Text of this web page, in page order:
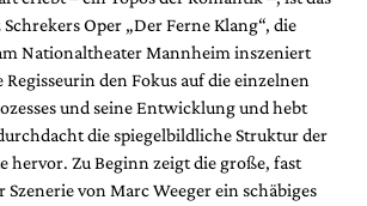
Oper „Der Ferne Klang“, die
Nationaltheater Mannheim inszeniert
Regisseurin den Fokus auf die einzelnen
und seine Entwicklung und hebt
die spiegelbildliche Struktur der
hervor. Zu Beginn zeigt die große, fast
Szenerie von Marc Weeger ein schäbiges